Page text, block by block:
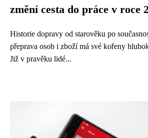
změní cesta do práce v roce
Historie dopravy od starověku po
přeprava osob i zboží má své kořeny
Již v pravěku lidé...